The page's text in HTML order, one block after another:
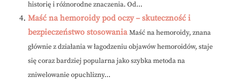
historię i różnorodne znaczenia. Od...
Maść na hemoroidy pod oczy – skuteczność i
bezpieczeństwo stosowania Maść na hemoroidy, znana
głównie z działania w łagodzeniu objawów hemoroidów, staje
się coraz bardziej popularna jako szybka metoda na
zniwelowanie opuchlizny...